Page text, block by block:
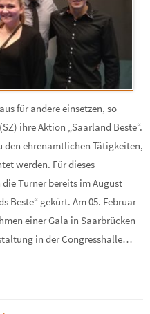
für andere einsetzen, so
ihre Aktion „Saarland Beste“.
den ehrenamtlichen Tätigkeiten,
werden. Für dieses
Turner bereits im August
Beste“ gekürt. Am 05. Februar
einer Gala in Saarbrücken
in der Congresshalle…